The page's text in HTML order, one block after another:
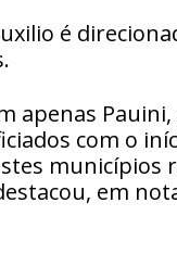
é
apenas
com o
em